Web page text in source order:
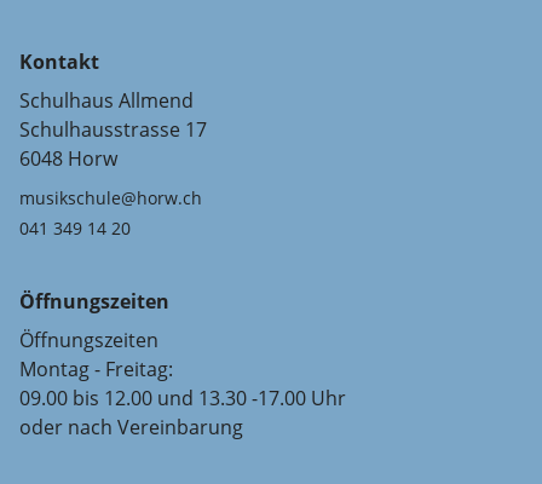
Kontakt
Schulhaus Allmend
Schulhausstrasse 17
6048 Horw
musikschule@horw.ch
041 349 14 20
Öffnungszeiten
Öffnungszeiten
Montag - Freitag:
09.00 bis 12.00 und 13.30 -17.00 Uhr
oder nach Vereinbarung